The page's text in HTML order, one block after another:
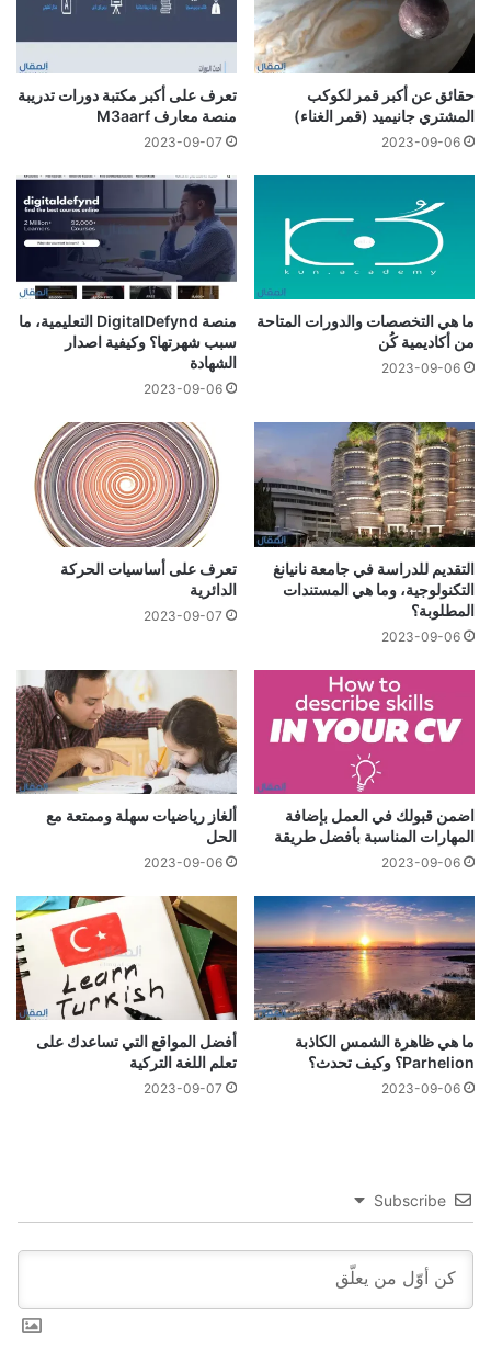
حقائق عن أكبر قمر لكوكب
المشتري جانيميد (قمر الغناء)
2023-09-06
تعرف على أكبر مكتبة دورات تدريبة
منصة معارف M3aarf
2023-09-07
ما هي التخصصات والدورات المتاحة
من أكاديمية كُن
2023-09-06
منصة DigitalDefynd التعليمية، ما
سبب شهرتها؟ وكيفية اصدار
الشهادة
2023-09-06
التقديم للدراسة في جامعة نانيانغ
التكنولوجية، وما هي المستندات
المطلوبة؟
2023-09-06
تعرف على أساسيات الحركة
الدائرية
2023-09-07
اضمن قبولك في العمل بإضافة
المهارات المناسبة بأفضل طريقة
2023-09-06
ألغاز رياضيات سهلة وممتعة مع
الحل
2023-09-06
ما هي ظاهرة الشمس الكاذبة
Parhelion؟ وكيف تحدث؟
2023-09-06
أفضل المواقع التي تساعدك على
تعلم اللغة التركية
2023-09-07
Subscribe